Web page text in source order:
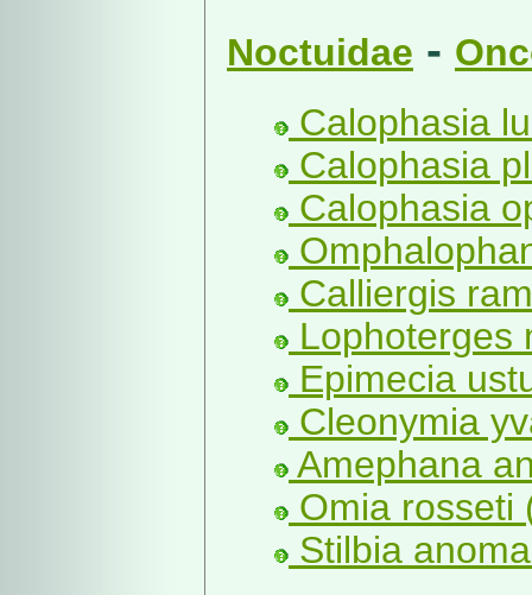
Noctuidae -
Calophasia
Calophasia
Calophasia
Calliergis
Lophoterges
Epimecia
Cleonymia
Amephana
Omia rosseti
Stilbia